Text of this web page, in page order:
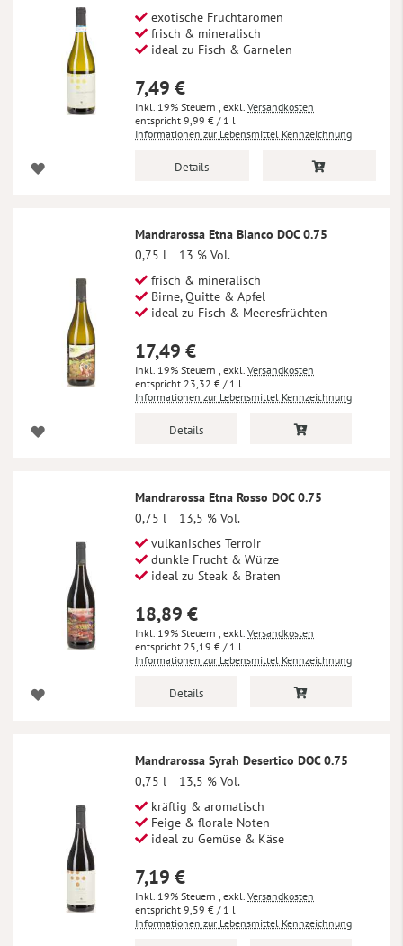
exotische Fruchtaromen
frisch & mineralisch
ideal zu Fisch & Garnelen
7,49 €
Inkl. 19% Steuern exkl. Versandkosten
9,99 € / 1 l
Informationen zur Lebensmittel Kennzeichnung
Details
Mandrarossa Etna Bianco DOC 0.75
0,75 l
13 % Vol.
frisch & mineralisch
Birne, Quitte & Apfel
ideal zu Fisch & Meeresfrüchten
17,49 €
Inkl. 19% Steuern exkl. Versandkosten
23,32 € / 1 l
Informationen zur Lebensmittel Kennzeichnung
Details
Mandrarossa Etna Rosso DOC 0.75
0,75 l
13,5 % Vol.
vulkanisches Terroir
dunkle Frucht & Würze
ideal zu Steak & Braten
18,89 €
Inkl. 19% Steuern exkl. Versandkosten
25,19 € / 1 l
Informationen zur Lebensmittel Kennzeichnung
Details
Mandrarossa Syrah Desertico DOC 0.75
0,75 l
13,5 % Vol.
kräftig & aromatisch
Feige & florale Noten
ideal zu Gemüse & Käse
7,19 €
Inkl. 19% Steuern exkl. Versandkosten
9,59 € / 1 l
Informationen zur Lebensmittel Kennzeichnung